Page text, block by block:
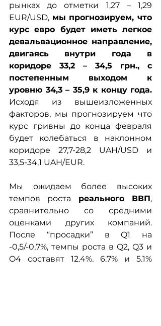
рынках до отметки 1,27 – 1,29
EUR/USD, мы прогнозируем, что
курс евро будет иметь легкое
девальвационное направление,
двигаясь внутри года в
коридоре 33,2 – 34,5 грн., с
постепенным выходом к
уровню 34,3 – 35,9 к концу года.
Исходя из вышеизложенных
факторов, мы прогнозируем что
курс гривны до конца февраля
будет колебаться в наклонном
коридоре 27,7-28,2 UAH/USD и
33,5-34,1 UAH/EUR.
Мы ожидаем более высоких
темпов роста реального ВВП,
сравнительно со средними
оценками других компаний.
После “просадки” в Q1 на
-0,5/-0,7%, темпы роста в Q2, Q3 и
Q4 составят 12,4%, 6,7% и 5,1%